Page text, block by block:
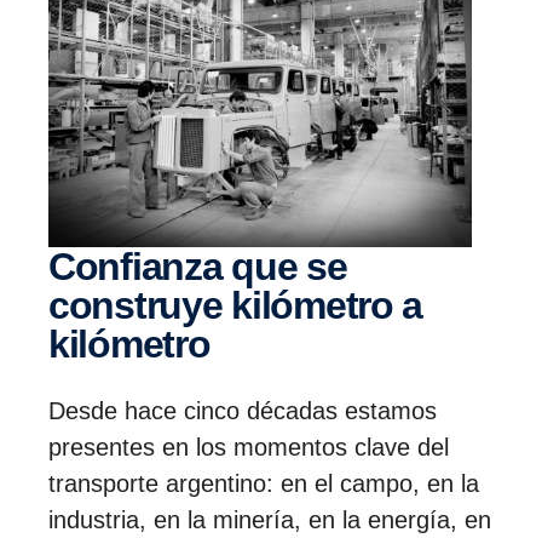
Confianza que se
construye kilómetro a
kilómetro
Desde hace cinco décadas estamos
presentes en los momentos clave del
transporte argentino: en el campo, en la
industria, en la minería, en la energía, en